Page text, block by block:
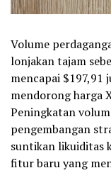
Volume
lonjakan tajam
mencapai
mendorong harga
Peningkatan
pengembangan
suntikan likuiditas
fitur baru yang